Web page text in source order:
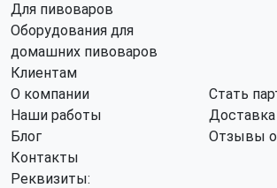
Для пивоваров
Оборудования для
домашних пивоваров
Клиентам
О компании
Стать
Наши работы
Доставка
Блог
Отзывы о
Контакты
Реквизиты: